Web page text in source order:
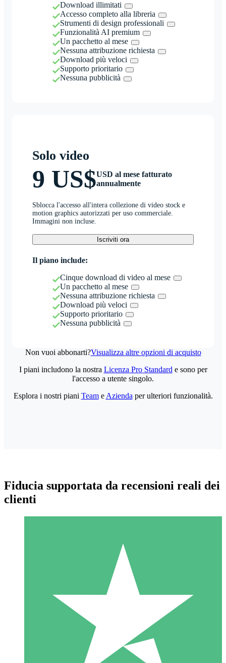
Download illimitati
Accesso completo alla libreria
Strumenti di design professionali
Funzionalità AI premium
Un pacchetto al mese
Nessuna attribuzione richiesta
Download più veloci
Supporto prioritario
Nessuna pubblicità
Solo video
9 US$USD al mese fatturato
annualmente
Sblocca l'accesso all'intera collezione di video stock e
motion graphics autorizzati per uso commerciale.
Immagini non incluse.
Iscriviti ora
Il piano include:
Cinque download di video al mese
Un pacchetto al mese
Nessuna attribuzione richiesta
Download più veloci
Supporto prioritario
Nessuna pubblicità
Non vuoi abbonarti?Visualizza altre opzioni di acquisto
Pacchetti di Crediti Individuali
Paga a consumo con crediti di download. Nessun impegno
1 Download
10
I piani includono la nostra Licenza Pro Standard e sono per
l'accesso a utente singolo.
Esplora i nostri piani Teame Azienda per ulteriori funzionalità.
Fiducia supportata da recensioni reali dei
clienti